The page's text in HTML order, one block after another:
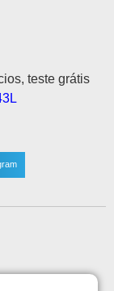
teste grátis